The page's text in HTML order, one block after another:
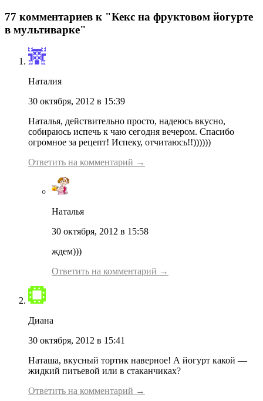
77 комментариев к "Кекс на фруктовом йогурте
в мультиварке"
Наталия
30 октября, 2012 в 15:39
Наталья, действительно просто, надеюсь вкусно,
собираюсь испечь к чаю сегодня вечером. Спасибо
огромное за рецепт! Испеку, отчитаюсь!!))))))
Ответить на комментарий →
Наталья
30 октября, 2012 в 15:58
ждем)))
Ответить на комментарий →
Диана
30 октября, 2012 в 15:41
Наташа, вкусный тортик наверное! А йогурт какой —
жидкий питьевой или в стаканчиках?
Ответить на комментарий →